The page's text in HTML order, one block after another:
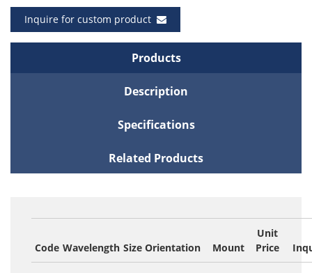
Inquire for custom product
Products
Description
Specifications
Related Products
Code Wavelength Size Orientation Mount
Unit
Price